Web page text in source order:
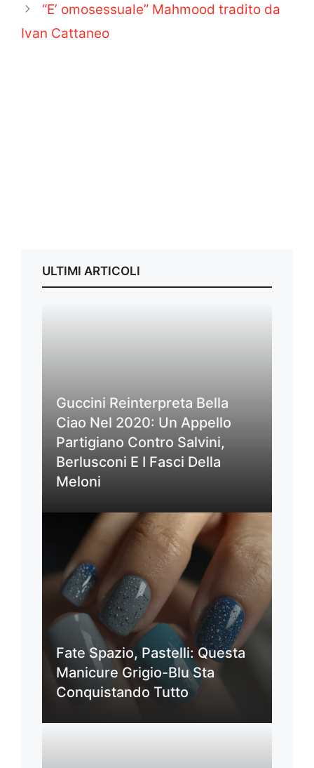
“E’ omosessuale” Mahmood tradito da
Ivan Cattaneo
ULTIMI ARTICOLI
Guccini Reinterpreta Bella
Ciao Nel 2020: Un Appello
Partigiano Contro Salvini,
Berlusconi E I Fasci Della
Meloni
Fate Spazio, Pastelli: Questa
Manicure Grigio-Blu Sta
Conquistando Tutto